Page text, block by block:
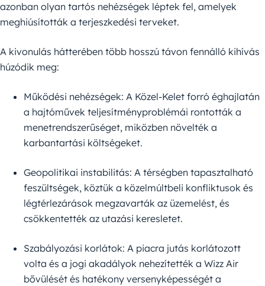
azonban olyan tartós nehézségek léptek fel, amelyek
meghiúsították a terjeszkedési terveket.
A kivonulás hátterében több hosszú távon fennálló kihívás
húzódik meg:
Működési nehézségek: A Közel-Kelet forró éghajlatán
a hajtóművek teljesítményproblémái rontották a
menetrendszerűséget, miközben növelték a
karbantartási költségeket.
Geopolitikai instabilitás: A térségben tapasztalható
feszültségek, köztük a közelmúltbeli konfliktusok és
légtérlezárások megzavarták az üzemelést, és
csökkentették az utazási keresletet.
Szabályozási korlátok: A piacra jutás korlátozott
volta és a jogi akadályok nehezítették a Wizz Air
bővülését és hatékony versenyképességét a